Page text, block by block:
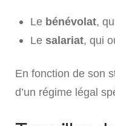
Le bénévolat,
Le salariat, qui
En fonction de son
d’un régime légal